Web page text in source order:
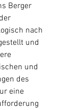
Berger
nach
und
und
des
eine